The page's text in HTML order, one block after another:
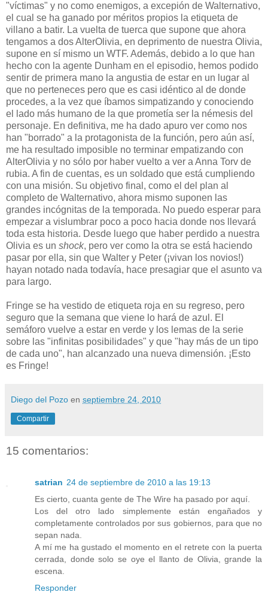
"víctimas" y no como enemigos, a excepión de Walternativo,
el cual se ha ganado por méritos propios la etiqueta de
villano a batir. La vuelta de tuerca que supone que ahora
tengamos a dos AlterOlivia, en deprimento de nuestra Olivia,
supone en sí mismo un WTF. Además, debido a lo que han
hecho con la agente Dunham en el episodio, hemos podido
sentir de primera mano la angustia de estar en un lugar al
que no perteneces pero que es casi idéntico al de donde
procedes, a la vez que íbamos simpatizando y conociendo
el lado más humano de la que prometía ser la némesis del
personaje. En definitiva, me ha dado apuro ver como nos
han "borrado" a la protagonista de la función, pero aún así,
me ha resultado imposible no terminar empatizando con
AlterOlivia y no sólo por haber vuelto a ver a Anna Torv de
rubia. A fin de cuentas, es un soldado que está cumpliendo
con una misión. Su objetivo final, como el del plan al
completo de Walternativo, ahora mismo suponen las
grandes incógnitas de la temporada. No puedo esperar para
empezar a vislumbrar poco a poco hacia donde nos llevará
toda esta historia. Desde luego que haber perdido a nuestra
Olivia es un shock, pero ver como la otra se está haciendo
pasar por ella, sin que Walter y Peter (¡vivan los novios!)
hayan notado nada todavía, hace presagiar que el asunto va
para largo.
Fringe se ha vestido de etiqueta roja en su regreso, pero
seguro que la semana que viene lo hará de azul. El
semáforo vuelve a estar en verde y los lemas de la serie
sobre las "infinitas posibilidades" y que "hay más de un tipo
de cada uno", han alcanzado una nueva dimensión. ¡Esto
es Fringe!
Diego del Pozo en septiembre 24, 2010
Compartir
15 comentarios:
satrian 24 de septiembre de 2010 a las 19:13
Es cierto, cuanta gente de The Wire ha pasado por aquí.
Los del otro lado simplemente están engañados y
completamente controlados por sus gobiernos, para que no
sepan nada.
A mí me ha gustado el momento en el retrete con la puerta
cerrada, donde solo se oye el llanto de Olivia, grande la
escena.
Responder